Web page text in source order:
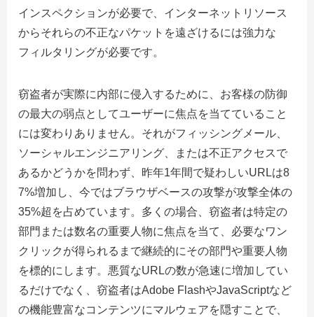
インスペクションが必要で、インターネットリソース
からそれらの不正なパケットを遠ざけるには強力な
フィルタリングが必要です。
窃盗者が実際に内部に侵入するために、お客様の防御
の最大の弱点としてユーザーに焦点を当てていること
には変わりありません。それがフィッシングメール、
ソーシャルエンジニアリング、または不正アクセスで
あるかどうかを問わず、昨年1年間で疑わしいURLは8
7%増加し、今ではブラウザベースの攻撃が攻撃全体の
35%超を占めています。多くの場合、窃盗者は特定の
部門または数名の重要人物に焦点を当て、必要なワン
クリックが得られるまで継続的にその部門や重要人物
を標的にします。悪質なURLの数が急速に増加してい
るだけでなく、窃盗者はAdobe FlashやJavaScriptなど
の機能豊富なコンテンツにマルウェアを隠すことで、